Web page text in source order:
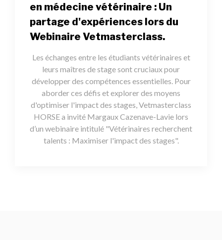
en médecine vétérinaire : Un
partage d'expériences lors du
Webinaire Vetmasterclass.
Les échanges entre les étudiants vétérinaires et
leurs maîtres de stage sont cruciaux pour
développer des compétences essentielles. Pour
aborder ces défis et explorer des moyens
d'optimiser l'impact des stages, Vetmasterclass
HORSE a invité Margaux Cazenave-Lavie lors
d’un webinaire intitulé "Vétérinaires recherchent
talents : Maximiser l'impact des stages".